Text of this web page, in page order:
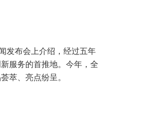
发布会上介绍，经过五年
服务的首推地。今年，全
萃、亮点纷呈。